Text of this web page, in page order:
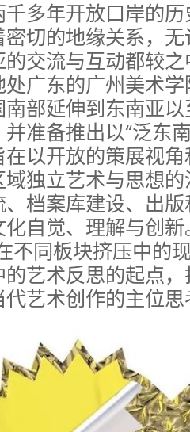
千多年开放口岸的
密切的地缘关系，
的交流与互动都较
处广东的广州美术
南部延伸到东南亚
准备推出以“泛东
在以开放的策展视
域独立艺术与思想
、档案库建设、出
自觉、理解与创
不同板块挤压中的
的艺术反思的起点
代艺术创作的主位